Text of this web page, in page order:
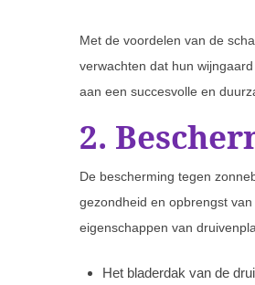
Met de voordelen van de
verwachten dat hun
aan een succesvolle en
2.
De bescherming tegen
gezondheid en opbrengst
eigenschappen van
Het bladerdak van de